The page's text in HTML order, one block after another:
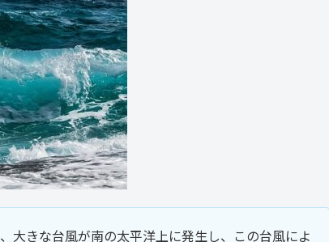
大きな台風が南の太平洋上に発生し、この台風によ